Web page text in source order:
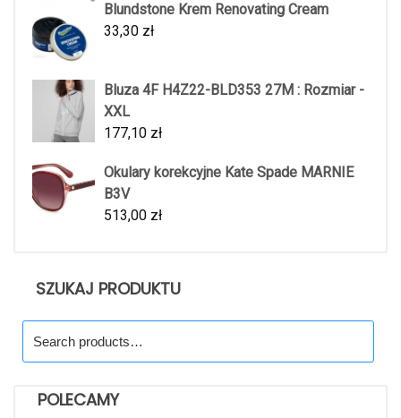
Blundstone Krem Renovating Cream
33,30 zł
Bluza 4F H4Z22-BLD353 27M : Rozmiar -
XXL
177,10 zł
Okulary korekcyjne Kate Spade MARNIE
B3V
513,00 zł
SZUKAJ PRODUKTU
for:
POLECAMY